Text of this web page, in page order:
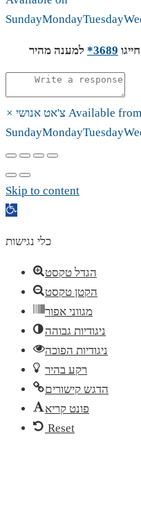
SundayMondayTuesday
3689* למענה מהיר
× צ'אט אנושי Available from
SundayMondayTuesday
Skip to content
Open
כלי נגישות
הגדל טקסט
הקטן טקסט
מגווני אפור
ניגודיות גבוהה
ניגודיות הפוכה
רקע בהיר
הדגש קישורים
פונט קריא
Reset